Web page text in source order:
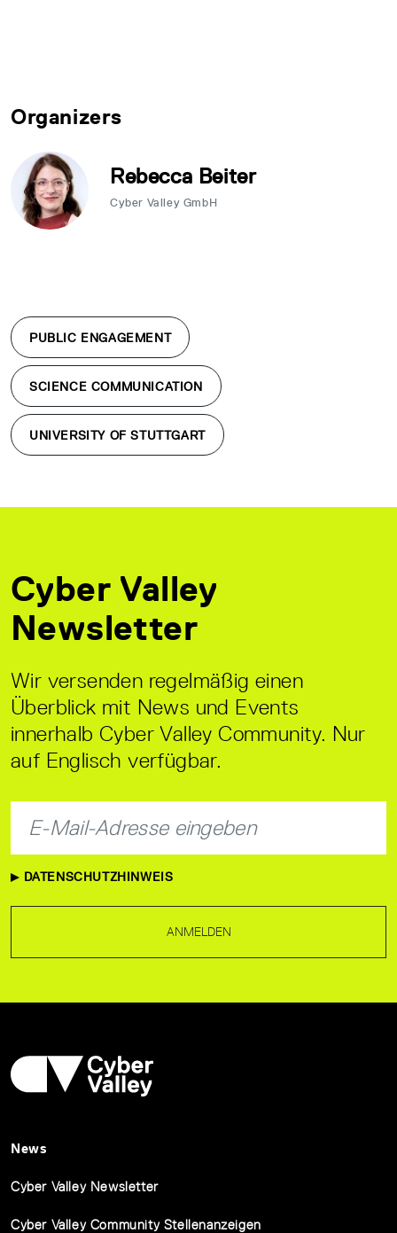
Organizers
Rebecca Beiter
Cyber Valley GmbH
PUBLIC ENGAGEMENT
SCIENCE COMMUNICATION
UNIVERSITY OF STUTTGART
Cyber Valley
Newsletter
Wir versenden regelmäßig einen
Überblick mit News und Events
innerhalb Cyber Valley Community. Nur
auf Englisch verfügbar.
DATENSCHUTZHINWEIS
ANMELDEN
News
Cyber Valley Newsletter
Cyber Valley Community Stellenanzeigen